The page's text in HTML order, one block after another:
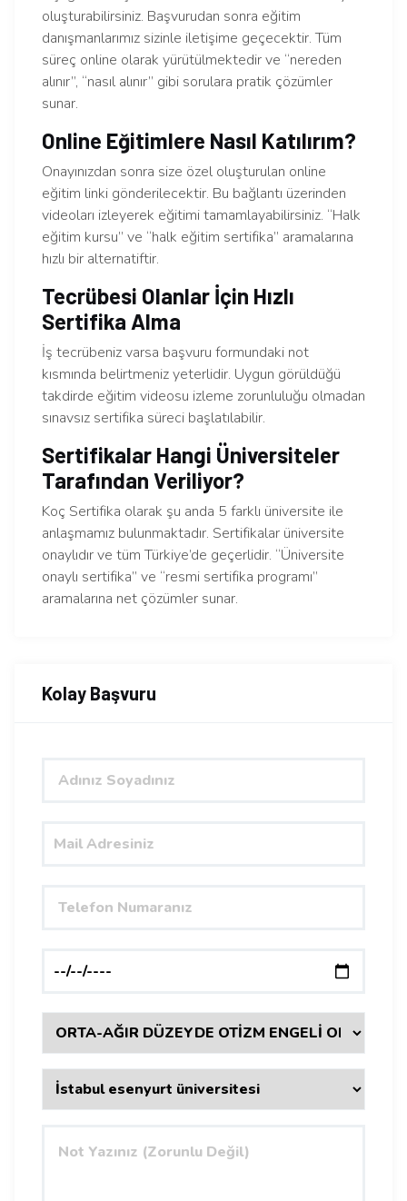
oluşturabilirsiniz. Başvurudan sonra eğitim
danışmanlarımız sizinle iletişime geçecektir. Tüm
süreç online olarak yürütülmektedir ve “nereden
alınır”, “nasıl alınır” gibi sorulara pratik çözümler
sunar.
Online Eğitimlere Nasıl Katılırım?
Onayınızdan sonra size özel oluşturulan online
eğitim linki gönderilecektir. Bu bağlantı üzerinden
videoları izleyerek eğitimi tamamlayabilirsiniz. “Halk
eğitim kursu” ve “halk eğitim sertifika” aramalarına
hızlı bir alternatiftir.
Tecrübesi Olanlar İçin Hızlı
Sertifika Alma
İş tecrübeniz varsa başvuru formundaki not
kısmında belirtmeniz yeterlidir. Uygun görüldüğü
takdirde eğitim videosu izleme zorunluluğu olmadan
sınavsız sertifika süreci başlatılabilir.
Sertifikalar Hangi Üniversiteler
Tarafından Veriliyor?
Koç Sertifika olarak şu anda 5 farklı üniversite ile
anlaşmamız bulunmaktadır. Sertifikalar üniversite
onaylıdır ve tüm Türkiye’de geçerlidir. “Üniversite
onaylı sertifika” ve “resmi sertifika programı”
aramalarına net çözümler sunar.
Kolay Başvuru